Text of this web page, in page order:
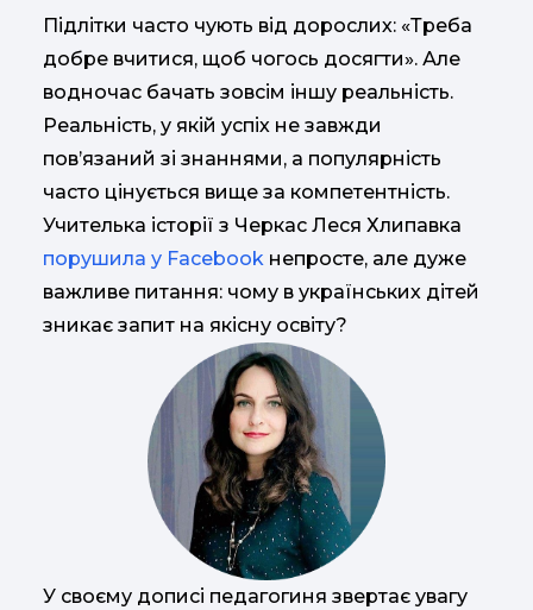
Підлітки часто чують від дорослих: «Треба
добре вчитися, щоб чогось досягти». Але
водночас бачать зовсім іншу реальність.
Реальність, у якій успіх не завжди
пов’язаний зі знаннями, а популярність
часто цінується вище за компетентність.
Учителька історії з Черкас Леся Хлипавка
порушила у Facebook непросте, але дуже
важливе питання: чому в українських дітей
зникає запит на якісну освіту?
У своєму дописі педагогиня звертає увагу